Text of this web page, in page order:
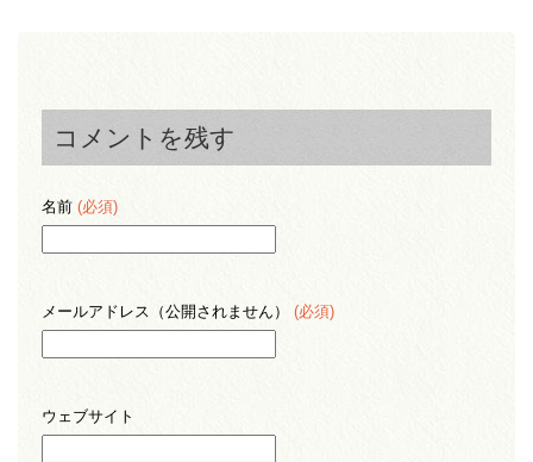
コメントを残す
名前 (必須)
メールアドレス（公開されません） (必須)
ウェブサイト